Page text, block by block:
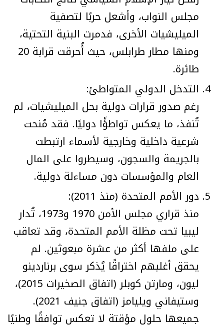
مجلس النواب، وأشعل حربًا لتصفية
الميليشيات الأخرى، فدمرت البنية التحتية،
ومنها مطار طرابلس، حيث أُحرقت قرابة 20
طائرة.
التدخل الدولي المتواطئ:
رغم صدور قرارات دولية بحل الميليشيات، لم
تُنفذ، ما يعكس تواطؤًا دوليًا. فقد مُنحت
شرعية داخلية وخارجية لأسماء ارتبطت
بالجريمة والسجون، وسيطروا على المال
العام والمؤسسات دون مساءلة دولية.
دور الأمم المتحدة (منذ 2011):
منذ قراري مجلس الأمن 1970 و1973، تُدار
ليبيا تحت مظلة الأمم المتحدة، وقد تعاقب
على ملفها أكثر من عشرة مبعوثين. لم
يحقق أغلبهم اختراقًا يُذكر سوى برناردينو
ليون، ومارتن كوبلر (اتفاق الصخيرات 2015)،
وستيفاني ويليامز (اتفاق جنيف 2021).
جميعها حلول مؤقتة لا تعكس توافقًا وطنيًا